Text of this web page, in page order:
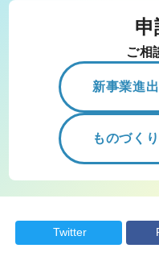
申
ご相
新事業進
ものづく
Twitter